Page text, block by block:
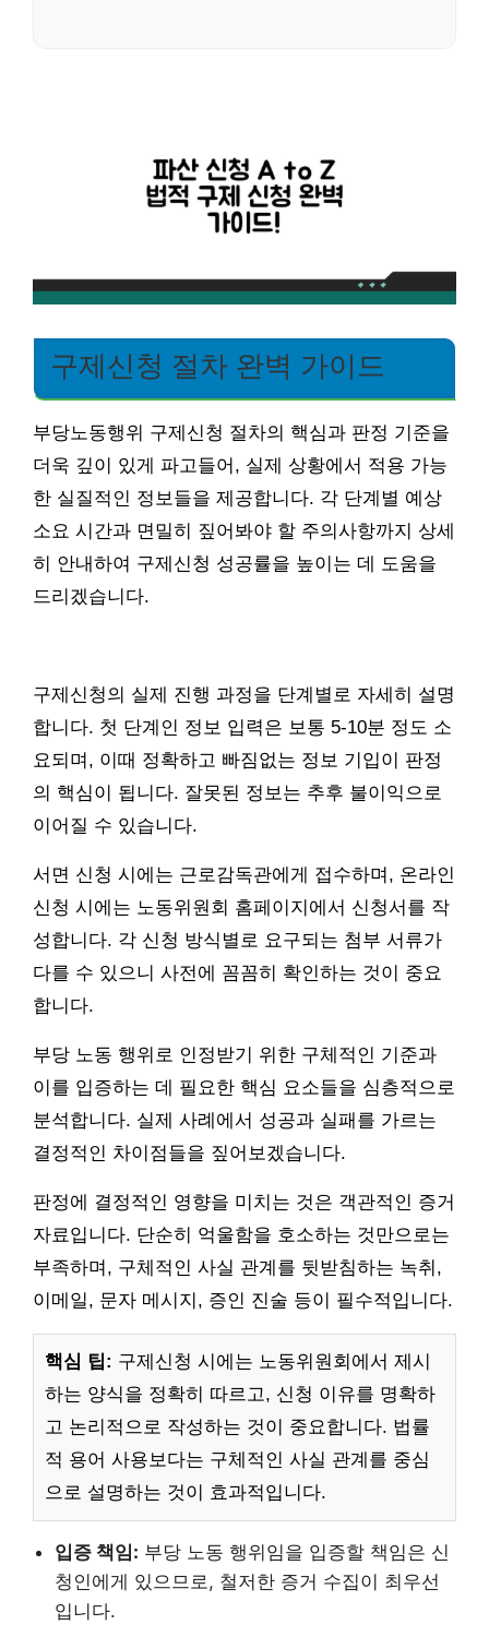
구제신청 절차 완벽 가이드
부당노동행위 구제신청 절차의 핵심과 판정 기준을
더욱 깊이 있게 파고들어, 실제 상황에서 적용 가능
한 실질적인 정보들을 제공합니다. 각 단계별 예상
소요 시간과 면밀히 짚어봐야 할 주의사항까지 상세
히 안내하여 구제신청 성공률을 높이는 데 도움을
드리겠습니다.
구제신청의 실제 진행 과정을 단계별로 자세히 설명
합니다. 첫 단계인 정보 입력은 보통 5-10분 정도 소
요되며, 이때 정확하고 빠짐없는 정보 기입이 판정
의 핵심이 됩니다. 잘못된 정보는 추후 불이익으로
이어질 수 있습니다.
서면 신청 시에는 근로감독관에게 접수하며, 온라인
신청 시에는 노동위원회 홈페이지에서 신청서를 작
성합니다. 각 신청 방식별로 요구되는 첨부 서류가
다를 수 있으니 사전에 꼼꼼히 확인하는 것이 중요
합니다.
부당 노동 행위로 인정받기 위한 구체적인 기준과
이를 입증하는 데 필요한 핵심 요소들을 심층적으로
분석합니다. 실제 사례에서 성공과 실패를 가르는
결정적인 차이점들을 짚어보겠습니다.
판정에 결정적인 영향을 미치는 것은 객관적인 증거
자료입니다. 단순히 억울함을 호소하는 것만으로는
부족하며, 구체적인 사실 관계를 뒷받침하는 녹취,
이메일, 문자 메시지, 증인 진술 등이 필수적입니다.
핵심 팁: 구제신청 시에는 노동위원회에서 제시
하는 양식을 정확히 따르고, 신청 이유를 명확하
고 논리적으로 작성하는 것이 중요합니다. 법률
적 용어 사용보다는 구체적인 사실 관계를 중심
으로 설명하는 것이 효과적입니다.
입증 책임: 부당 노동 행위임을 입증할 책임은 신
청인에게 있으므로, 철저한 증거 수집이 최우선
입니다.